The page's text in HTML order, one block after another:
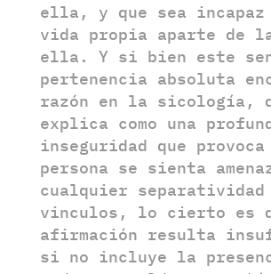
ella, y que sea incapaz
vida propia aparte de
ella. Y si bien este
pertenencia absoluta
razón en la sicología,
explica como una
inseguridad que
persona se sienta
cualquier separatividad
vinculos, lo cierto es
afirmación resulta
si no incluye la